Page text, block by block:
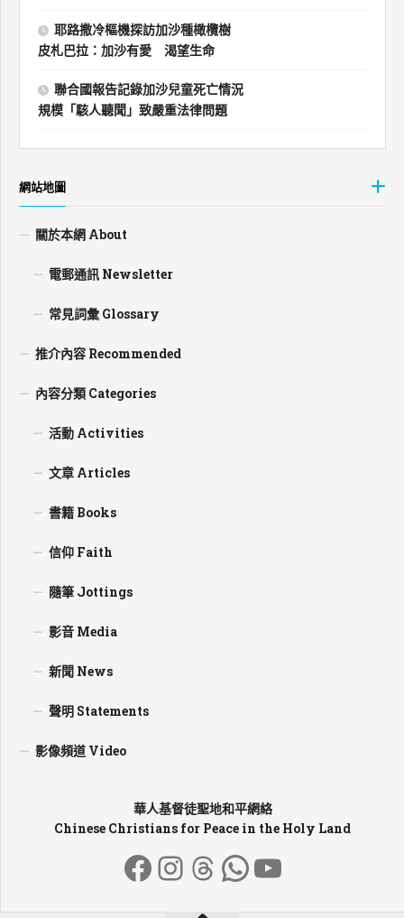
耶路撒冷樞機探訪加沙種橄欖樹
皮札巴拉：加沙有愛 渴望生命
聯合國報告記錄加沙兒童死亡情況
規模「駭人聽聞」致嚴重法律問題
網站地圖
關於本網 About
電郵通訊 Newsletter
常見詞彙 Glossary
推介內容 Recommended
內容分類 Categories
活動 Activities
文章 Articles
書籍 Books
信仰 Faith
隨筆 Jottings
影音 Media
新聞 News
聲明 Statements
影像頻道 Video
華人基督徒聖地和平網絡
Chinese Christians for Peace in the Holy Land
Facebook
Instagram
Threads
WhatsApp
YouTube